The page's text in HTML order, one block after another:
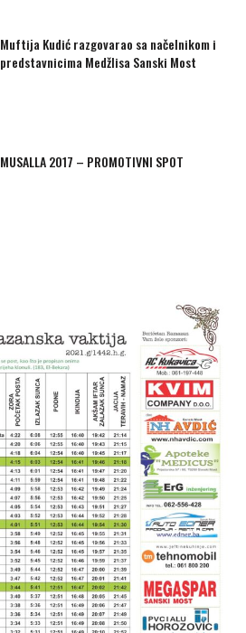
Muftija Kudić razgovarao sa načelnikom i
predstavnicima Medžlisa Sanski Most
MUSALLA 2017 – PROMOTIVNI SPOT